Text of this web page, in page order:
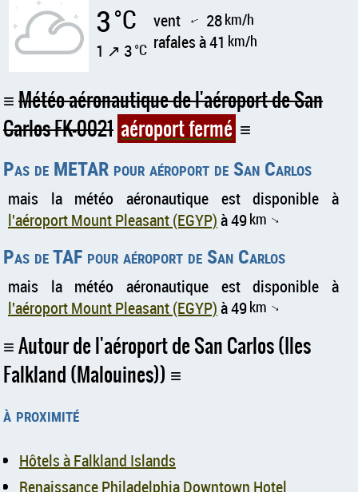
3°C
1 ↗ 3°C
vent ↑ 28km/h
rafales à 41 km/h
Météo aéronautique de l'aéroport de San
Carlos FK-0021 aéroport fermé
Pas de METAR pour aéroport de San Carlos
mais la météo aéronautique est disponible à
l'aéroport Mount Pleasant (EGYP)à 49km ↑
Pas de TAF pour aéroport de San Carlos
mais la météo aéronautique est disponible à
l'aéroport Mount Pleasant (EGYP)à 49km ↑
Autour de l'aéroport de San Carlos (Iles
Falkland (Malouines))
à proximité
Hôtels à Falkland Islands
Renaissance Philadelphia Downtown Hotel